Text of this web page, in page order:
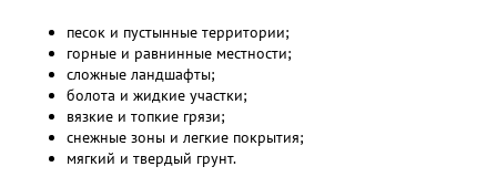
песок и пустынные территории;
горные и равнинные местности;
сложные ландшафты;
болота и жидкие участки;
вязкие и топкие грязи;
снежные зоны и легкие покрытия;
мягкий и твердый грунт.